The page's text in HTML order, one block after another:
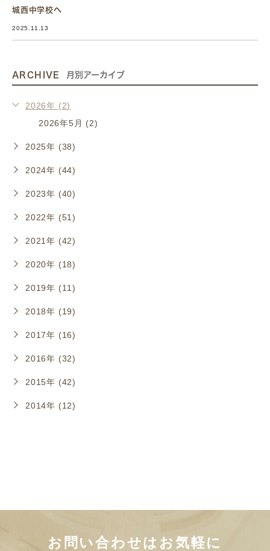
城西中学校へ
2025.11.13
ARCHIVE 月別アーカイブ
2026年 (2)
2026年5月 (2)
2025年 (38)
2024年 (44)
2023年 (40)
2022年 (51)
2021年 (42)
2020年 (18)
2019年 (11)
2018年 (19)
2017年 (16)
2016年 (32)
2015年 (42)
2014年 (12)
お問い合わせはお気軽に